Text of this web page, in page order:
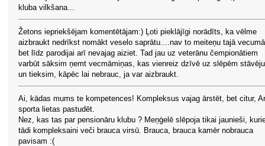
kluba vilkšana...
Žetons iepriekšējam komentētājam:) Ļoti pieklājīgi norādīts, ka vēlme
aizbraukt nedrīkst nomākt veselo saprātu....nav to meiteņu tajā
bet līdz parodijai arī nevajag aiziet. Tad jau uz veterānu čempionātiem
varbūt sāksim ņemt vecmāmiņas, kas vienreiz dzīvē uz slēpēm
un tieksim, kāpēc lai nebrauc, ja var aizbraukt.
Ai, kādas mums te kompetences! Kompleksus vajag ārstēt, bet citur,
sporta lietas pastudēt.
Nez, kas tas par pensionāru klubu ? Meņģelē slēpoja tikai jaunieši,
tādi kompleksaini veči brauca virsū. Brauca, brauca kamēr nobrauca
pavisam :(